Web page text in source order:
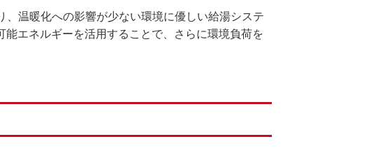
温暖化への影響が少ない環境に優しい給湯システ
エネルギーを活用することで、さらに環境負荷を